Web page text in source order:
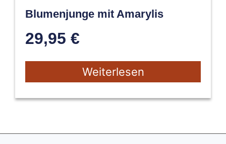
Blumenjunge mit Amarylis
29,95 €
Weiterlesen